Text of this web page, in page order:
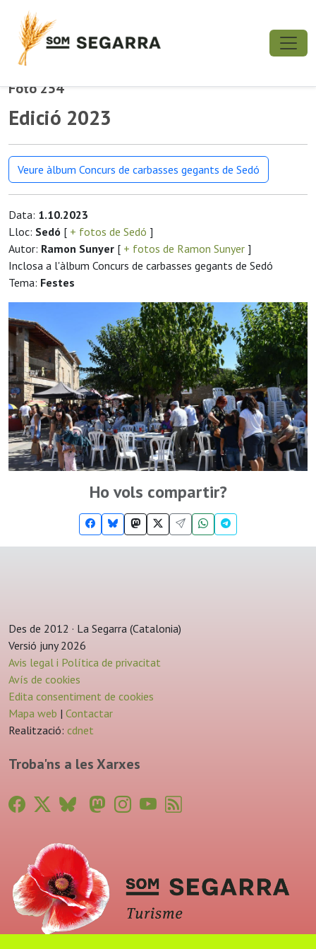
Foto 254
Edició 2023
Veure àlbum Concurs de carbasses gegants de Sedó
Data: 1.10.2023
Lloc: Sedó [ + fotos de Sedó ]
Autor: Ramon Sunyer [ + fotos de Ramon Sunyer ]
Inclosa a l'àlbum Concurs de carbasses gegants de Sedó
Tema: Festes
Ho vols compartir?
Des de 2012 · La Segarra (Catalonia)
Versió juny 2026
Avis legal i Política de privacitat
Avís de cookies
Edita consentiment de cookies
Mapa web | Contactar
Realització: cdnet
Troba'ns a les Xarxes